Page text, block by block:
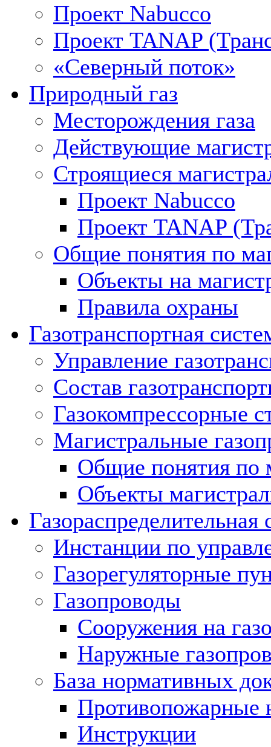
Проект Nabucco
Проект TANAP
«Северный поток»
Природный газ
Месторождения газа
Действующие
Строящиеся
Проект Nabucco
Проект TANAP
Общие понятия по
Объекты на
Правила охраны
Газотранспортная
Управление
Состав
Газокомпрессорные
Магистральные
Общие понятия по
Объекты
Газораспределительная
Инстанции по
Газорегуляторные
Газопроводы
Сооружения на
Наружные
База нормативных
Противопожарные
Инструкции